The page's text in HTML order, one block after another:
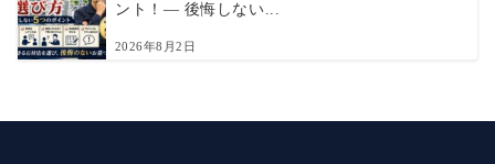
ント！― 後悔しない...
2026年8月2日